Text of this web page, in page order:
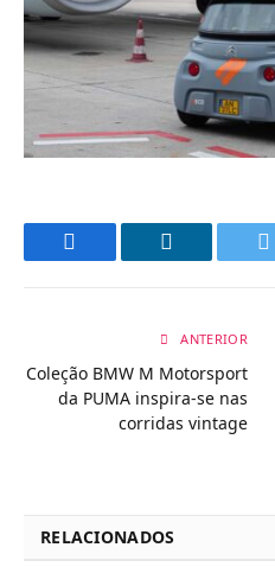
ANTERIOR
Coleção BMW M Motorsport
da PUMA inspira-se nas
corridas vintage
RELACIONADOS